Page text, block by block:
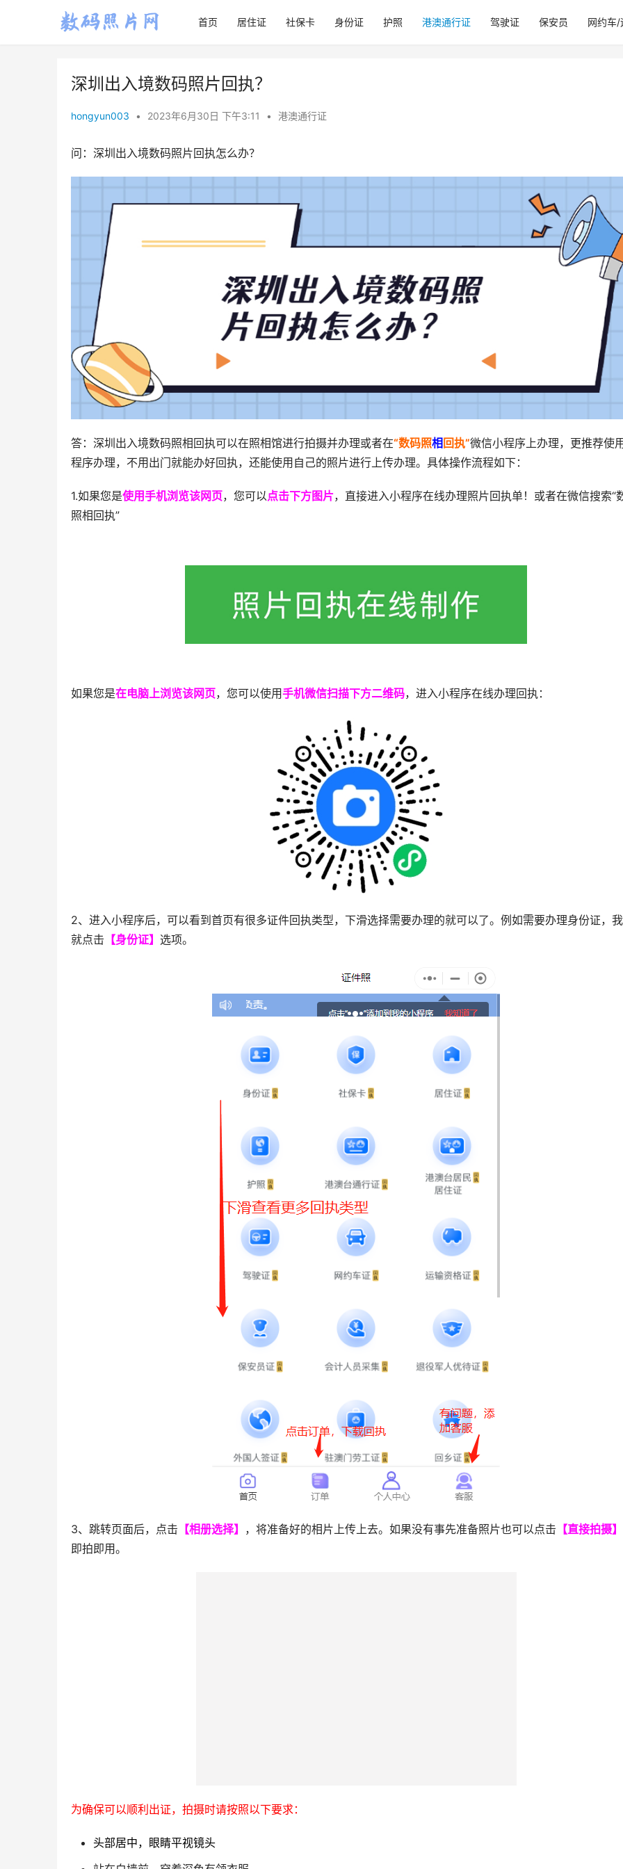
首页 居住证 社保卡 身份证 护照 港澳通行证 驾驶证 保安员 网约车/
深圳出入境数码照片回执？
hongyun003 • 2023年6月30日 下午3:11 • 港澳通行证
问：深圳出入境数码照片回执怎么办？
答：深圳出入境数码照相回执可以在照相馆进行拍摄并办理或者在“数码照相回执”微信小程序上办理，更推荐使
程序办理，不用出门就能办好回执，还能使用自己的照片进行上传办理。具体操作流程如下：
1.如果您是使用手机浏览该网页，您可以 点击下方图片，直接进入小程序在线办理照片回执单！或者在微信搜索“
照相回执”
如果您是在电脑上浏览该网页，您可以使用手机微信扫描下方二维码，进入小程序在线办理回执：
2、进入小程序后，可以看到首页有很多证件回执类型，下滑选择需要办理的就可以了。例如需要办理身份证，
就点击 【身份证】 选项。
3、跳转页面后，点击 【相册选择】 ，将准备好的相片上传上去。如果没有事先准备照片也可以点击 【直接拍摄】
即拍即用。
为确保可以顺利出证，拍摄时请按照以下要求：
头部居中，眼睛平视镜头